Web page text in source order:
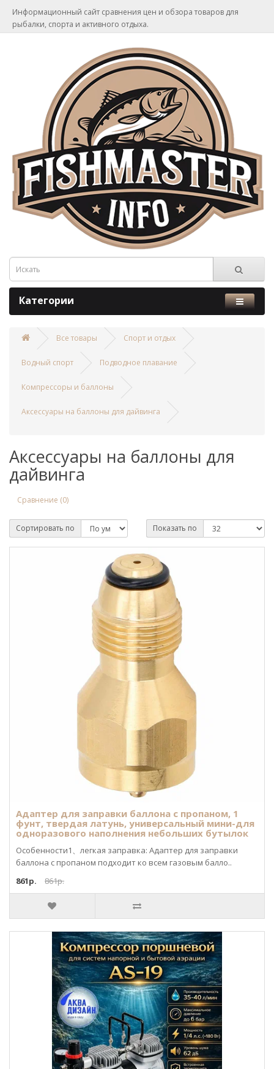
Информационный сайт сравнения цен и обзора товаров для
рыбалки, спорта и активного отдыха.
Категории
Все товары Спорт и отдых
Водный спорт Подводное плавание
Компрессоры и баллоны
Аксессуары на баллоны для дайвинга
Аксессуары на баллоны для
дайвинга
Сравнение (0)
Сортировать по Показать по
Адаптер для заправки баллона с пропаном, 1
фунт, твердая латунь, универсальный мини-для
одноразового наполнения небольших бутылок
Особенности1、легкая заправка: Адаптер для заправки
баллона с пропаном подходит ко всем газовым балло..
861р.
861р.